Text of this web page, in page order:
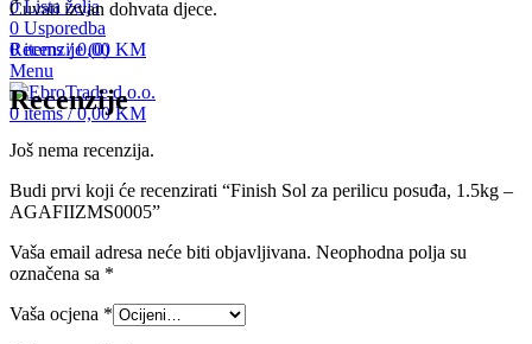
0Lista želja
0 Usporedba
0items / 0,00 KM
Menu
0items / 0,00KM
Čuvati izvan dohvata djece.
Recenzije (0)
Recenzije
Još nema recenzija.
Budi prvi koji će recenzirati “Finish Sol za perilicu posuđa, 1.5kg –
AGAFIIZMS0005”
Vaša email adresa neće biti objavljivana. Neophodna polja su
označena sa *
Vaša ocjena *